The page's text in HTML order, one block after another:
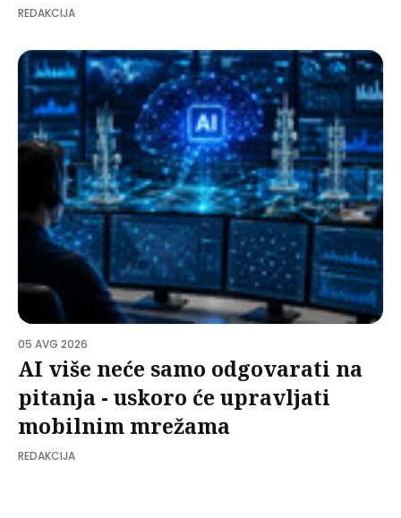
REDAKCIJA
05 AVG 2026
AI više neće samo odgovarati na
pitanja - uskoro će upravljati
mobilnim mrežama
REDAKCIJA